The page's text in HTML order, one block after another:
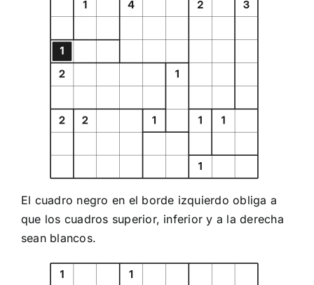
El cuadro negro en el borde izquierdo obliga a
que los cuadros superior, inferior y a la derecha
sean blancos.